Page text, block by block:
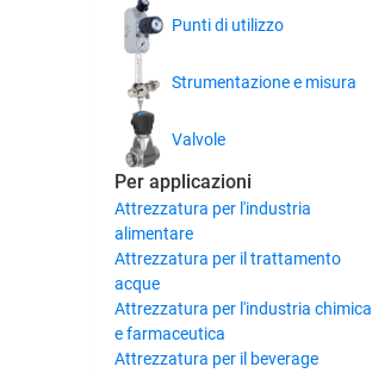
Punti di utilizzo
Strumentazione e misura
Valvole
Per applicazioni
Attrezzatura per l'industria
alimentare
Attrezzatura per il trattamento
acque
Attrezzatura per l'industria chimica
e farmaceutica
Attrezzatura per il beverage